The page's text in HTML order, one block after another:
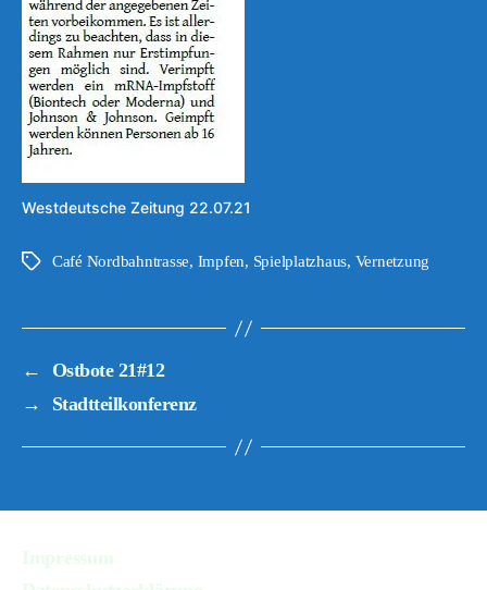
Westdeutsche Zeitung 22.07.21
Schlagwörter
Café Nordbahntrasse, Impfen, Spielplatzhaus, Vernetzung
←
Ostbote 21#12
→
Stadtteilkonferenz